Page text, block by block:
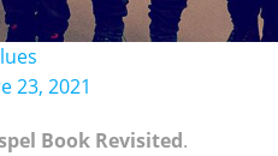
23, 2021
Book Revisited.